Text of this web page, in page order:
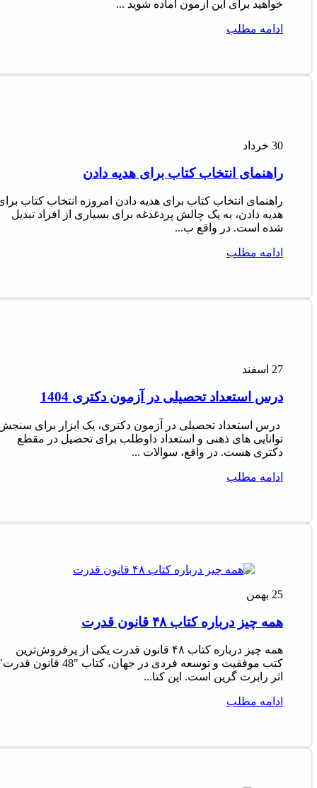
خواهید برای این آزمون آماده شوید ...
ادامه مطلب
30 خرداد
راهنمای انتخاب کتاب برای هدیه دادن
راهنمای انتخاب کتاب برای هدیه دادن امروزه انتخاب کتاب
هدیه دادن، به یک چالش پردغدغه برای بسیاری از افراد تبدیل
شده است. در واقع ب...
ادامه مطلب
27 اسفند
درس استعداد تحصیلی در آزمون دکتری 1404
درس استعداد تحصیلی در آزمون دکتری، یک ابزار برای
توانایی های ذهنی و استعداد داوطلب برای تحصیل در مقطع
دکتری هست. در واقع، سوالات ...
ادامه مطلب
25 بهمن
همه چیز درباره کتاب ۴۸ قانون قدرت
همه چیز درباره کتاب ۴۸ قانون قدرت یکی از پرفروش‌ترین
کتب موفقیت و توسعه فردی در جهان، کتاب "48 قانون
اثر رابرت گرین است. این کتا...
ادامه مطلب